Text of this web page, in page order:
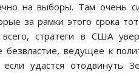
на выборы. Там очень
за рамки этого срока
всего, стратеги в США
безвластие, ведущее к
удастся отодвинуть